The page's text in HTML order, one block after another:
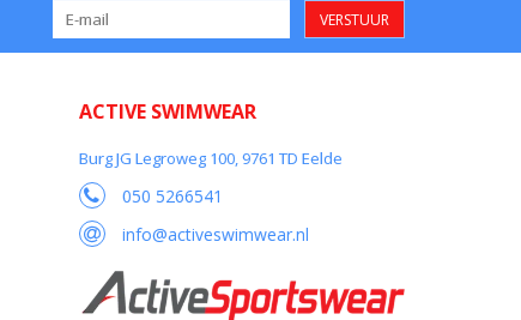
VERSTUUR
ACTIVE SWIMWEAR
Burg JG Legroweg 100, 9761 TD Eelde
050 5266541
info@activeswimwear.nl